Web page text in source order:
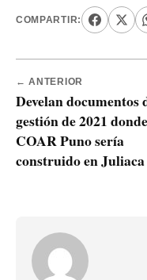
COMPARTIR:
← ANTERIOR
Develan documentos
gestión de 2021
COAR Puno sería
construido en Juliaca